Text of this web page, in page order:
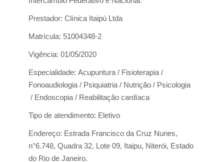
Prestador: Clínica Itaipú Ltda
Matrícula: 51004348-2
Vigência: 01/05/2020
Especialidade: Acupuntura / Fisioterapia /
Fonoaudiologia / Psiquiatria / Nutrição / Psicologia
/ Endoscopia / Reabilitação cardíaca
Tipo de atendimento: Eletivo
Endereço: Estrada Francisco da Cruz Nunes,
n°6.748, Quadra 32, Lote 09, Itaipu, Niterói, Estado
do Rio de Janeiro.